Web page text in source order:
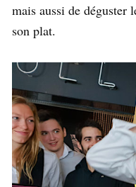
mais aussi de déguster
son plat.